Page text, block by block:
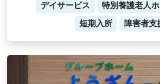
デイサービス 特別養護老人
短期入所
障害者支